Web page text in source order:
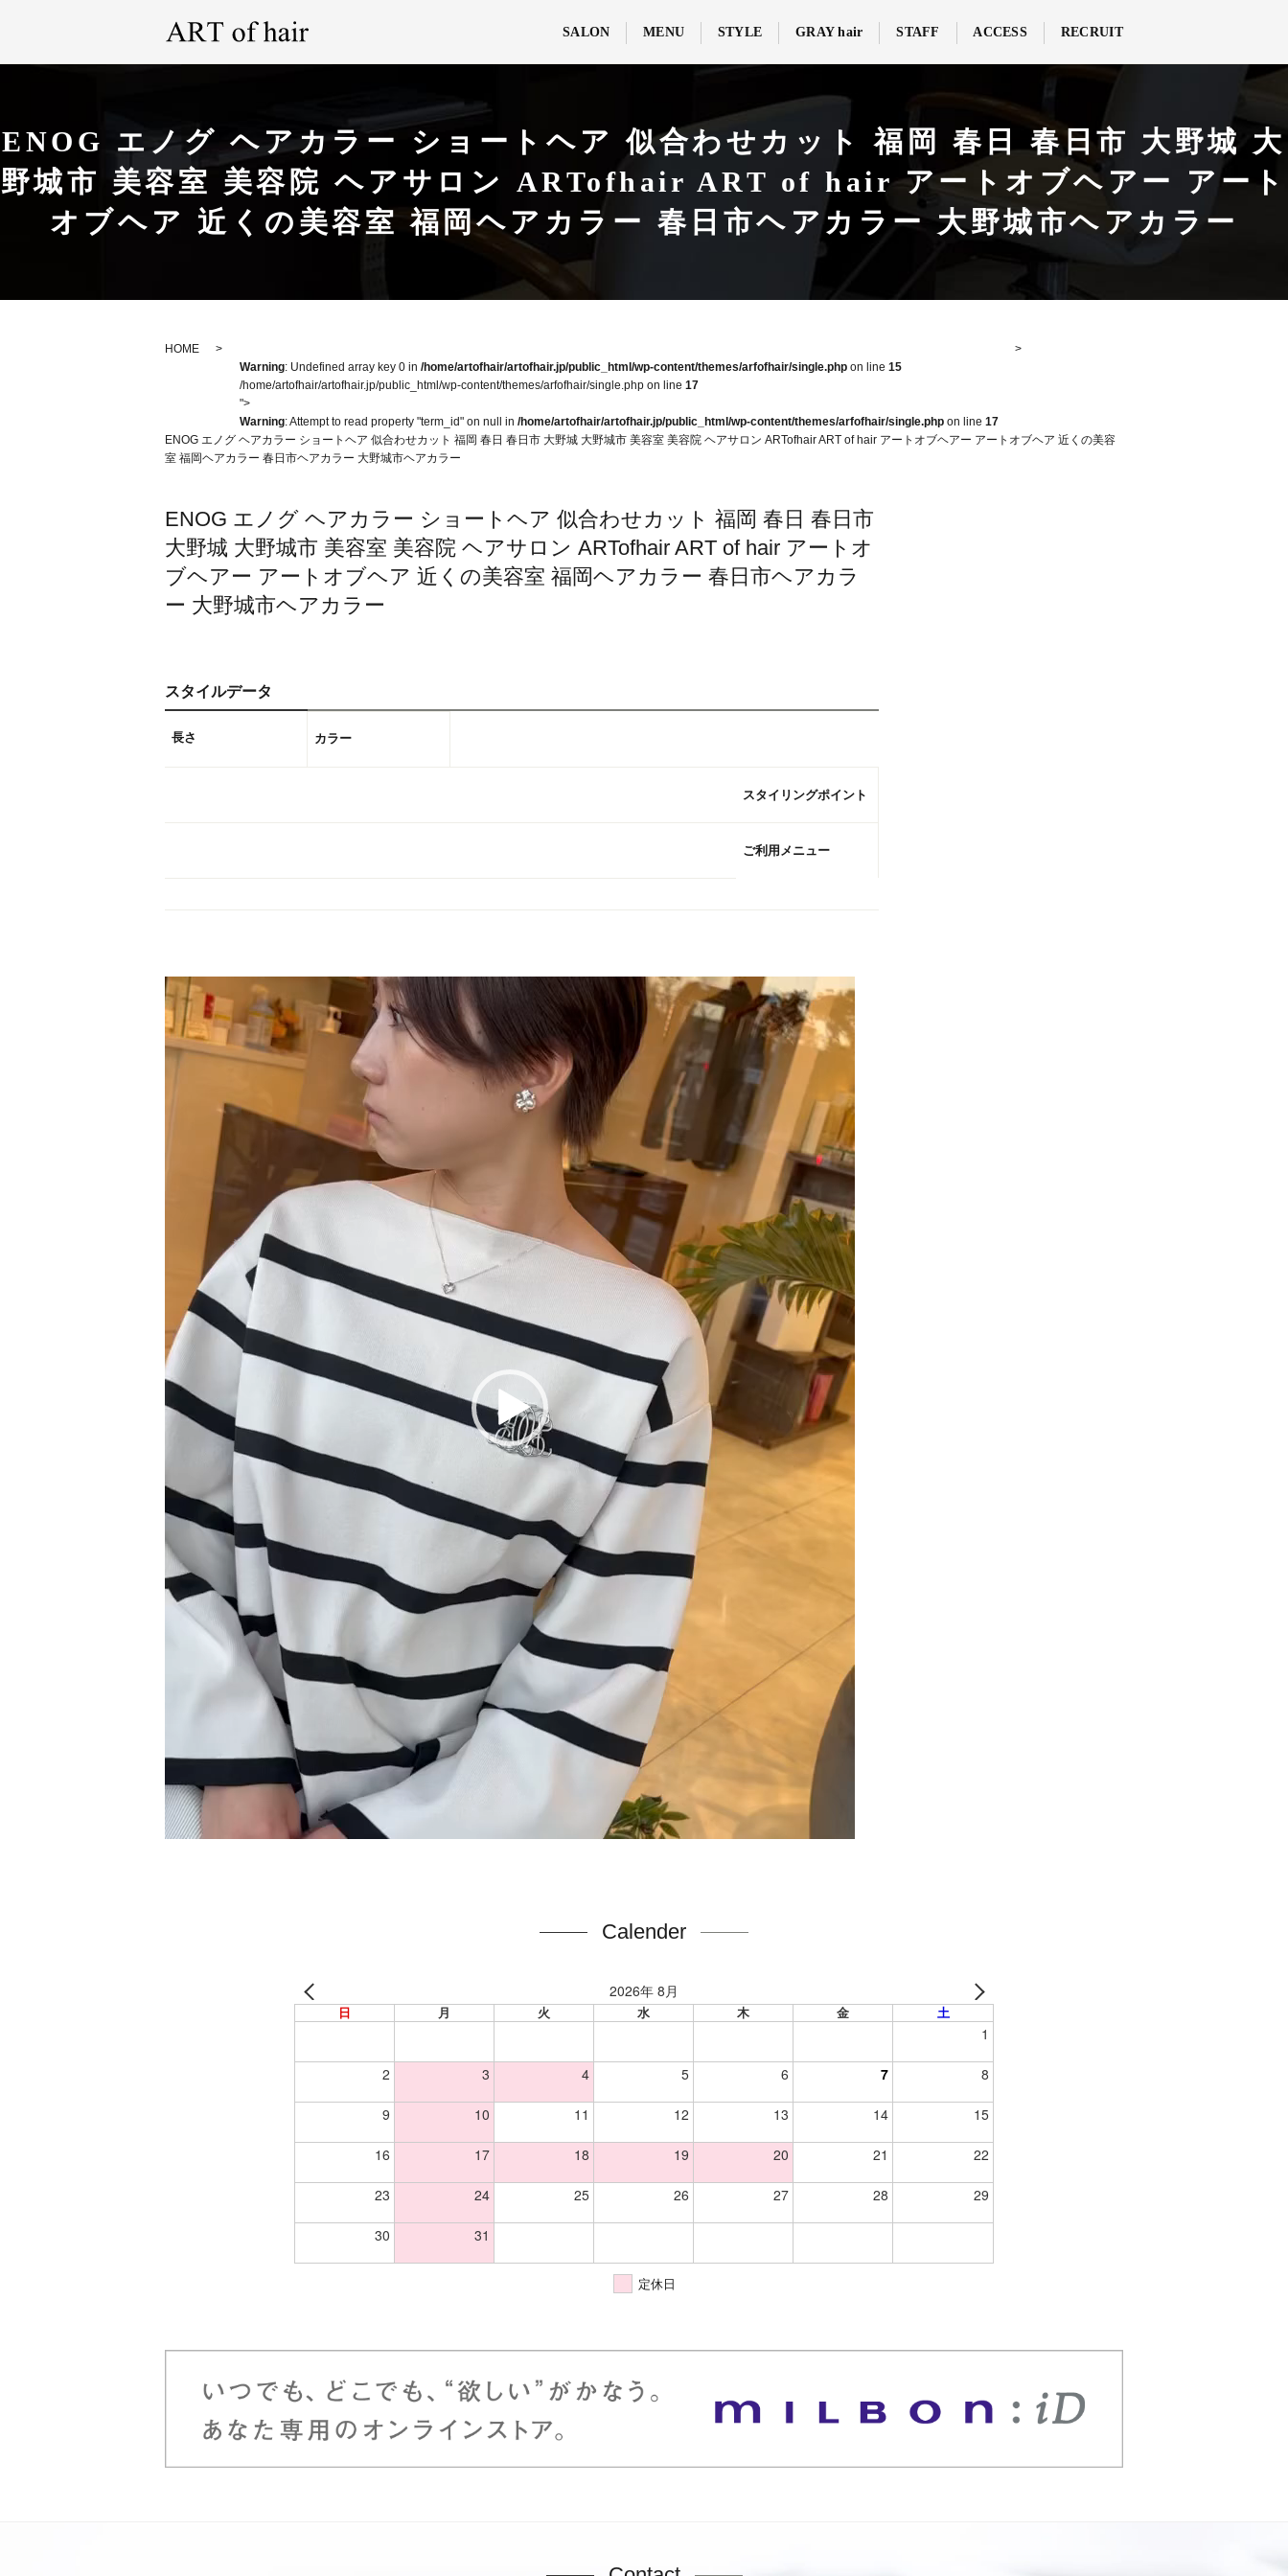
SALON MENU STYLE GRAY hair STAFF ACCESS RECRUIT
ENOG エノグ ヘアカラー ショートヘア 似合わせカット 福岡 春日 春日市 大野城 大
野城市 美容室 美容院 ヘアサロン ARTofhair ART of hair アートオブヘアー アート
オブヘア 近くの美容室 福岡ヘアカラー 春日市ヘアカラー 大野城市ヘアカラー
HOME
Warning: Undefined array key 0 in /home/artofhair/artofhair.jp/public_html/wp-content/themes/arfofhair/single.php on line 15
/home/artofhair/artofhair.jp/public_html/wp-content/themes/arfofhair/single.php on line 17
">
Warning: Attempt to read property "term_id" on null in /home/artofhair/artofhair.jp/public_html/wp-content/themes/arfofhair/single.php on line 17
ENOG エノグ ヘアカラー ショートヘア 似合わせカット 福岡 春日 春日市 大野城 大野城市 美容室 美容院 ヘアサロン ARTofhair ART of hair アートオブヘアー アートオブヘア 近くの美容
室 福岡ヘアカラー 春日市ヘアカラー 大野城市ヘアカラー
ENOG エノグ ヘアカラー ショートヘア 似合わせカット 福岡 春日 春日市
大野城 大野城市 美容室 美容院 ヘアサロン ARTofhair ART of hair アートオ
ブヘアー アートオブヘア 近くの美容室 福岡ヘアカラー 春日市ヘアカラ
ー 大野城市ヘアカラー
スタイルデータ
長さ カラー
スタイリングポイント
ご利用メニュー
動
画
プ
レ
ー
Calender
2026年 8月
日 月 火 水 木 金 土
1
2 3 4 5 6 7 8
9 10 11 12 13 14 15
16 17 18 19 20 21 22
23 24 25 26 27 28 29
30 31
定休日